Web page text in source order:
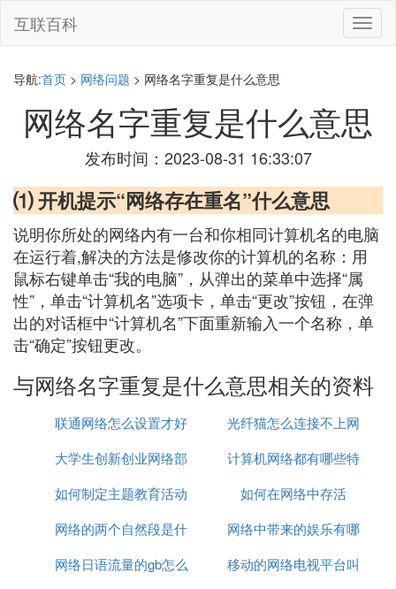
切
换
互联百科
导航:首页 > 网络问题 > 网络名字重复是什么意思
网络名字重复是什么意思
发布时间：2023-08-31 16:33:07
⑴ 开机提示“网络存在重名”什么意思
说明你所处的网络内有一台和你相同计算机名的电脑
在运行着,解决的方法是修改你的计算机的名称：用
鼠标右键单击“我的电脑”，从弹出的菜单中选择“属
性”，单击“计算机名”选项卡，单击“更改”按钮，在弹
出的对话框中“计算机名”下面重新输入一个名称，单
击“确定”按钮更改。
与网络名字重复是什么意思相关的资料
联通网络怎么设置才好
光纤猫怎么连接不上网
络
大学生创新创业网络部
学什么
计算机网络都有哪些特
征
如何制定主题教育活动
网络图
如何在网络中存活
网络的两个自然段是什
么
网络中带来的娱乐有哪
些
网络日语流量的gb怎么
移动的网络电视平台叫